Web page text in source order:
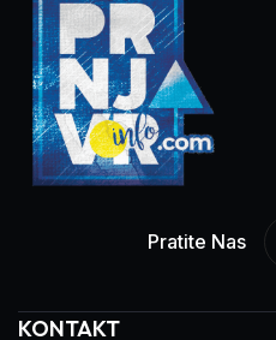
Pratite Nas
KONTAKT